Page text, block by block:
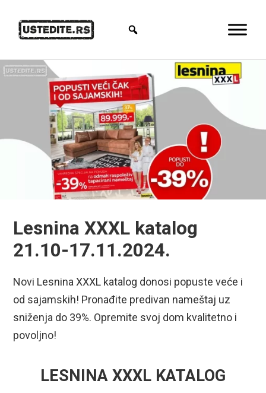
Lesnina XXXL katalog
21.10-17.11.2024.
Novi Lesnina XXXL katalog donosi popuste veće i
od sajamskih! Pronađite predivan nameštaj uz
sniženja do 39%. Opremite svoj dom kvalitetno i
povoljno!
LESNINA XXXL KATALOG